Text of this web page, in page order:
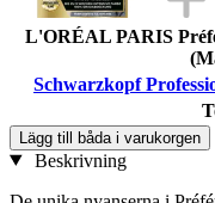
L'ORÉAL PARIS
Schwarzkopf
Lägg till båda i varukorgen
Beskrivning